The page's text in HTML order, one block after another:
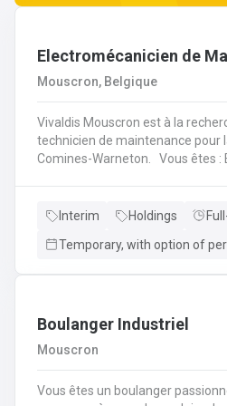
Electromécanicien de
Mouscron, Belgique
Vivaldis Mouscron est à la
technicien de maintenance pour
Comines-Warneton. Vous êtes : Électromécanicien,
dynamique et avec un package
des kilomètres, nous vous
profil ci-dessous :
Interim Holdings
Temporary, with option of
Boulanger Industriel
Mouscron
Vous êtes un boulanger